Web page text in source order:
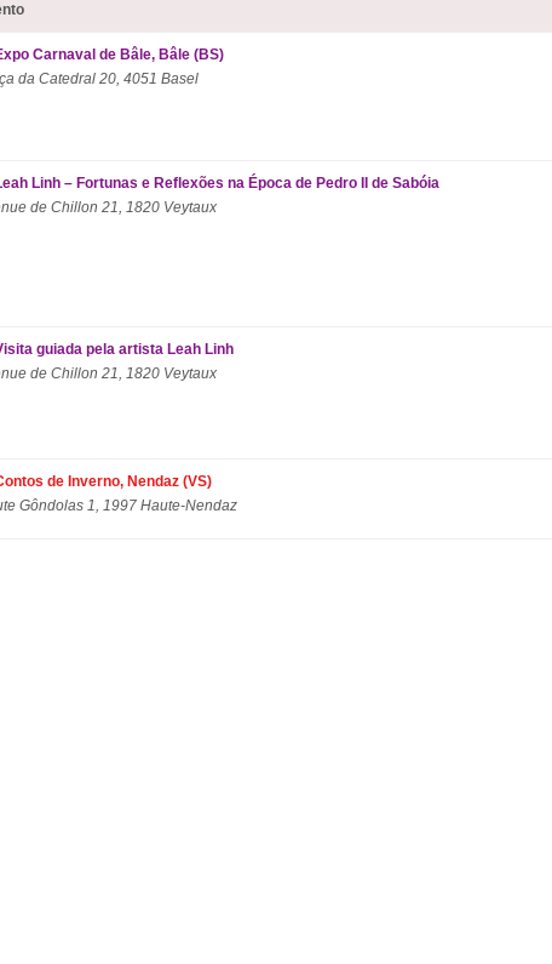
Carnaval de Bâle, Bâle (BS)
da Catedral 20, 4051 Basel
Linh – Fortunas e Reflexões na Época de Pedro II de Sabóia
de Chillon 21, 1820 Veytaux
guiada pela artista Leah Linh
de Chillon 21, 1820 Veytaux
de Inverno, Nendaz (VS)
Gôndolas 1, 1997 Haute-Nendaz